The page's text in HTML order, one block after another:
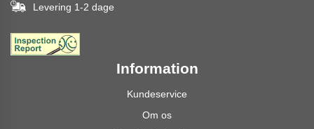
Levering 1-2 dage
Information
Kundeservice
Om os